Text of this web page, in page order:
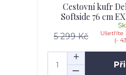
Cestovní kufr
Softside 76 cm
5 299 Kč
Ušetříte
(-